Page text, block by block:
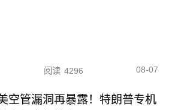
阅读 4296 08-07
空管漏洞再暴露！特朗普专机